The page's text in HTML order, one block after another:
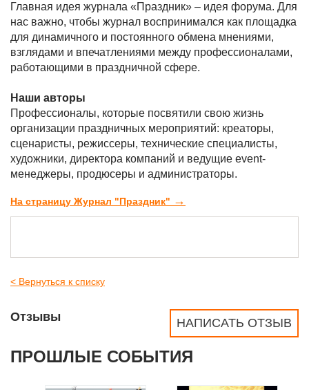
Главная идея журнала «Праздник» – идея форума. Для
нас важно, чтобы журнал воспринимался как площадка
для динамичного и постоянного обмена мнениями,
взглядами и впечатлениями между профессионалами,
работающими в праздничной сфере.
Наши авторы
Профессионалы, которые посвятили свою жизнь
организации праздничных мероприятий: креаторы,
сценаристы, режиссеры, технические специалисты,
художники, директора компаний и ведущие event-
менеджеры, продюсеры и администраторы.
На страницу Журнал "Праздник" →
< Вернуться к списку
НАПИСАТЬ ОТЗЫВ
Отзывы
ПРОШЛЫЕ СОБЫТИЯ